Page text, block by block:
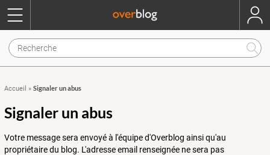
Accueil » Signaler un abus
Signaler un abus
Votre message sera envoyé à l'équipe d'Overblog ainsi qu'au
propriétaire du blog. L'adresse email renseignée ne sera pas